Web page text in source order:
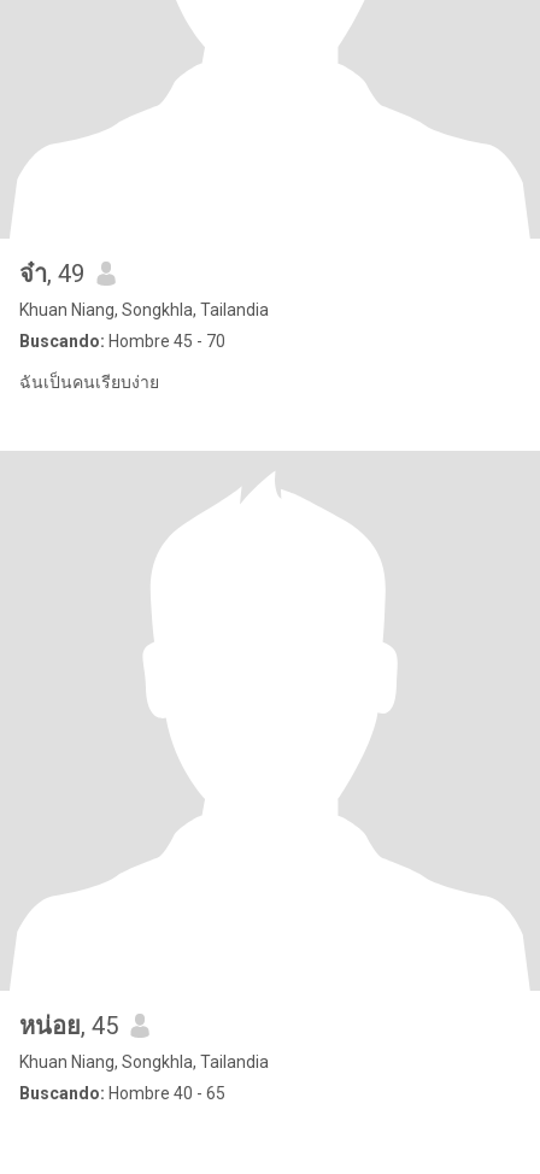
จ๋า, 49
Khuan Niang, Songkhla, Tailandia
Buscando: Hombre 45 - 70
ฉันเป็นคนเรียบง่าย
หน่อย, 45
Khuan Niang, Songkhla, Tailandia
Buscando: Hombre 40 - 65